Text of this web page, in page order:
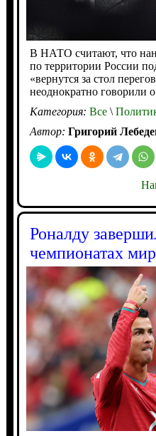
В НАТО считают, что
по территории России
«вернутся за стол
неоднократно говорили
Категория: Все\
Автор: Григорий
Роналду
чемпионатах